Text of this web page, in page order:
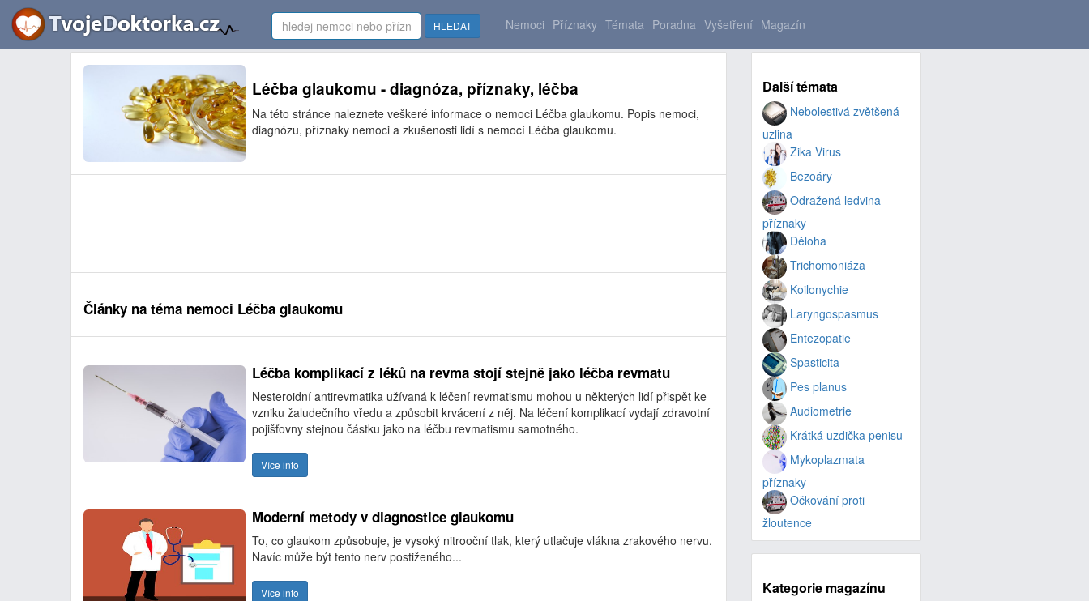
HLEDAT Nemoci Příznaky Témata Poradna Vyšetření Magazín
Léčba glaukomu - diagnóza, příznaky, léčba
Na této stránce naleznete veškeré informace o nemoci Léčba glaukomu. Popis nemoci,
diagnózu, příznaky nemoci a zkušenosti lidí s nemocí Léčba glaukomu.
Články na téma nemoci Léčba glaukomu
Léčba komplikací z léků na revma stojí stejně jako léčba revmatu
Nesteroidní antirevmatika užívaná k léčení revmatismu mohou u některých lidí přispět ke
vzniku žaludečního vředu a způsobit krvácení z něj. Na léčení komplikací vydají zdravotní
pojišťovny stejnou částku jako na léčbu revmatismu samotného.
Více info
Moderní metody v diagnostice glaukomu
To, co glaukom způsobuje, je vysoký nitrooční tlak, který utlačuje vlákna zrakového nervu.
Navíc může být tento nerv postiženého...
Více info
Další témata
Nebolestivá zvětšená
uzlina
Zika Virus
Bezoáry
Odražená ledvina
příznaky
Děloha
Trichomoniáza
Koilonychie
Laryngospasmus
Entezopatie
Spasticita
Pes planus
Audiometrie
Krátká uzdička penisu
Mykoplazmata
příznaky
Očkování proti
žloutence
Kategorie magazínu